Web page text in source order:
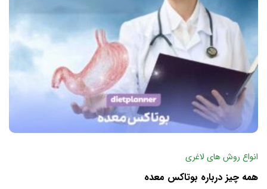
انواع روش های لاغری
همه چیز درباره بوتاکس معده